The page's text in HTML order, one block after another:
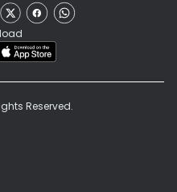
Reserved.